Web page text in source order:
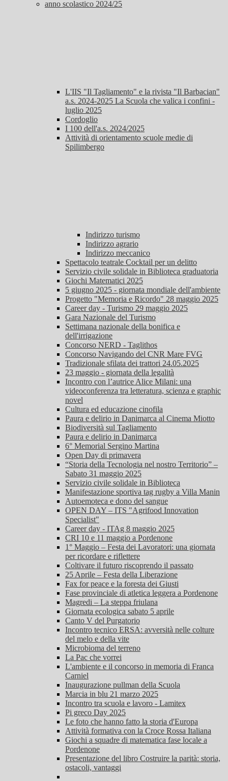
anno scolastico 2024/25
L'IIS "Il Tagliamento" e la rivista "Il Barbacian"
a.s. 2024-2025 La Scuola che valica i confini -
luglio 2025
Cordoglio
I 100 dell'a.s. 2024/2025
Attività di orientamento scuole medie di
Spilimbergo
Indirizzo turismo
Indirizzo agrario
Indirizzo meccanico
Spettacolo teatrale Cocktail per un delitto
Servizio civile solidale in Biblioteca graduatoria
Giochi Matematici 2025
5 giugno 2025 - giornata mondiale dell'ambiente
Progetto "Memoria e Ricordo" 28 maggio 2025
Career day - Turismo 29 maggio 2025
Gara Nazionale del Turismo
Settimana nazionale della bonifica e
dell'irrigazione
Concorso NERD - Taglithos
Concorso Navigando del CNR Mare FVG
Tradizionale sfilata dei trattori 24.05.2025
23 maggio - giornata della legalità
Incontro con l’autrice Alice Milani: una
videoconferenza tra letteratura, scienza e graphic
novel
Cultura ed educazione cinofila
Paura e delirio in Danimarca al Cinema Miotto
Biodiversità sul Tagliamento
Paura e delirio in Danimarca
6° Memorial Sergino Martina
Open Day di primavera
“Storia della Tecnologia nel nostro Territorio” –
Sabato 31 maggio 2025
Servizio civile solidale in Biblioteca
Manifestazione sportiva tag rugby a Villa Manin
Autoemoteca e dono del sangue
OPEN DAY – ITS "Agrifood Innovation
Specialist"
Career day - ITAg 8 maggio 2025
CRI 10 e 11 maggio a Pordenone
1° Maggio – Festa dei Lavoratori: una giornata
per ricordare e riflettere
Coltivare il futuro riscoprendo il passato
25 Aprile – Festa della Liberazione
Fax for peace e la foresta dei Giusti
Fase provinciale di atletica leggera a Pordenone
Magredi – La steppa friulana
Giornata ecologica sabato 5 aprile
Canto V del Purgatorio
Incontro tecnico ERSA: avversità nelle colture
del melo e della vite
Microbioma del terreno
La Pac che vorrei
L'ambiente e il concorso in memoria di Franca
Carniel
Inaugurazione pullman della Scuola
Marcia in blu 21 marzo 2025
Incontro tra scuola e lavoro - Lamitex
Pi greco Day 2025
Le foto che hanno fatto la storia d'Europa
Attività formativa con la Croce Rossa Italiana
Giochi a squadre di matematica fase locale a
Pordenone
Presentazione del libro Costruire la parità: storia,
ostacoli, vantaggi